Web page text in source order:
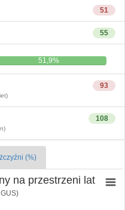
51
55
51,9%
93
108
(%)
na przestrzeni lat